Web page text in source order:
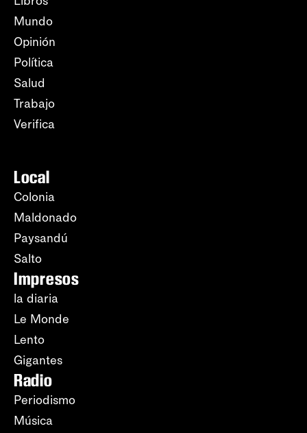
Mundo
Opinión
Política
Salud
Trabajo
Verifica
Local
Colonia
Maldonado
Paysandú
Salto
Impresos
la diaria
Le Monde
Lento
Gigantes
Radio
Periodismo
Música